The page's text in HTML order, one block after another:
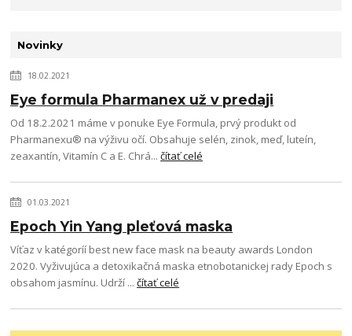
Novinky
18.02.2021
Eye formula Pharmanex už v predaji
Od 18.2.2021 máme v ponuke Eye Formula, prvý produkt od
Pharmanexu® na výživu očí. Obsahuje selén, zinok, meď, luteín,
zeaxantín, Vitamín C a E. Chrá...čítať celé
01.03.2021
Epoch Yin Yang pleťová maska
Víťaz v katégoríí best new face mask na beauty awards London
2020. Vyživujúca a detoxikačná maska etnobotanickej rady Epoch s
obsahom jasmínu. Udrží ...čítať celé